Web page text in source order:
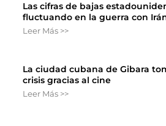
Las cifras de bajas
fluctuando en la guerra con
Leer Más >>
La ciudad cubana de Gibara
crisis gracias al cine
Leer Más >>